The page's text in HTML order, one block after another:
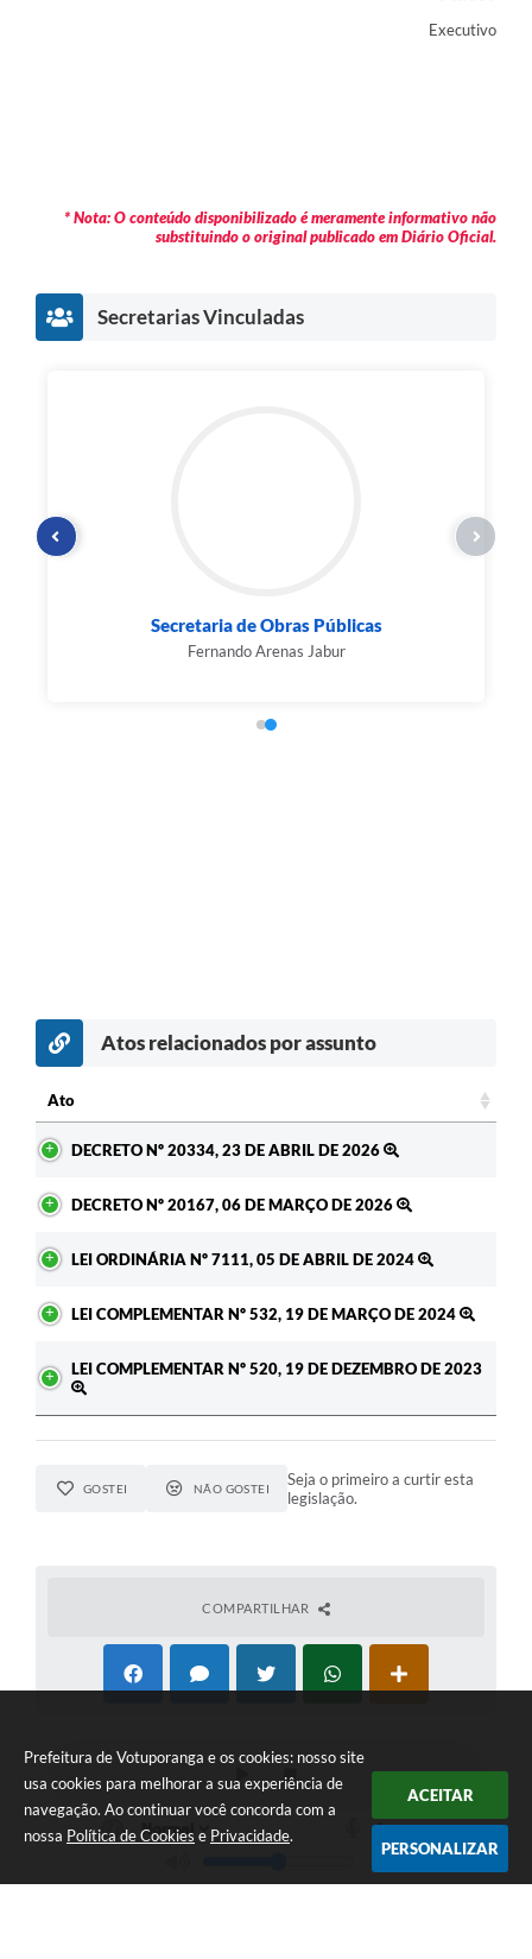
Prefeitura de Votuporanga e os cookies: nosso site
usa cookies para melhorar a sua experiência de
navegação. Ao continuar você concorda com a
nossa Política de Cookies e Privacidade.
ACEITAR
PERSONALIZAR
Executivo
* Nota: O conteúdo disponibilizado é meramente informativo não
substituindo o original publicado em Diário Oficial.
Secretarias Vinculadas
Secretaria de Obras Públicas
Fernando Arenas Jabur
Atos relacionados por assunto
Ato
DECRETO Nº 20334, 23 DE ABRIL DE 2026
DECRETO Nº 20167, 06 DE MARÇO DE 2026
LEI ORDINÁRIA Nº 7111, 05 DE ABRIL DE 2024
LEI COMPLEMENTAR Nº 532, 19 DE MARÇO DE 2024
LEI COMPLEMENTAR Nº 520, 19 DE DEZEMBRO DE 2023
GOSTEI NÃO GOSTEI
Seja o primeiro a curtir esta
legislação.
COMPARTILHAR